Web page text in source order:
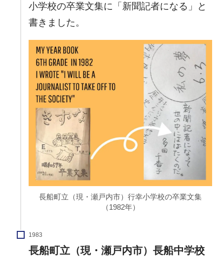
小学校の卒業文集に「新聞記者になる」と
書きました。
長船町立（現・瀬戸内市）行幸小学校の卒業文集
（1982年）
1983
長船町立（現・瀬戸内市）長船中学校